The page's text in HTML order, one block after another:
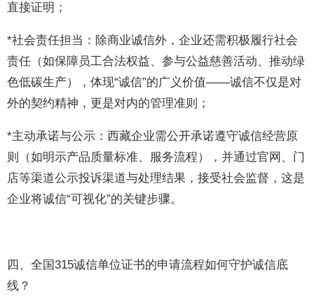
直接证明；
*社会责任担当：除商业诚信外，企业还需积极履行社会
责任（如保障员工合法权益、参与公益慈善活动、推动绿
色低碳生产），体现“诚信”的广义价值——诚信不仅是对
外的契约精神，更是对内的管理准则；
*主动承诺与公示：西藏企业需公开承诺遵守诚信经营原
则（如明示产品质量标准、服务流程），并通过官网、门
店等渠道公示投诉渠道与处理结果，接受社会监督，这是
企业将诚信“可视化”的关键步骤。
四、全国315诚信单位证书的申请流程如何守护诚信底
线？